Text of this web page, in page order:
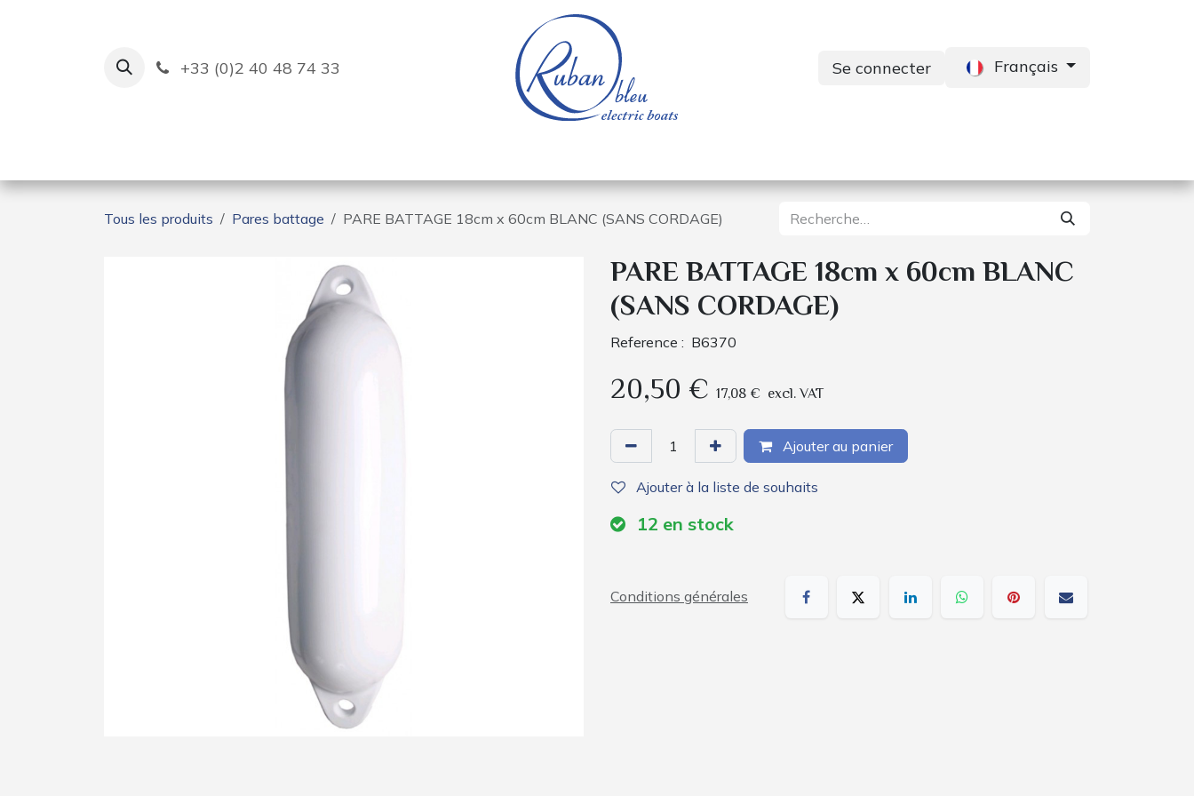
+33 (0)2 40 48 74 33 Se connecter Français
Tous les produits Pares battage PARE BATTAGE 18cm x 60cm BLANC (SANS CORDAGE)
PARE BATTAGE 18cm x 60cm BLANC
(SANS CORDAGE)
Reference : B6370
20,50 € 17,08 € excl. VAT
Ajouter au panier
Ajouter à la liste de souhaits
12 en stock
Conditions générales